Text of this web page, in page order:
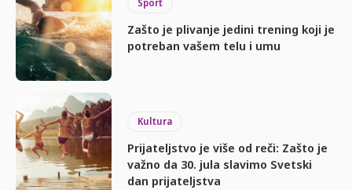
Zašto je plivanje jedini trening koji je
potreban vašem telu i umu
Kultura
Prijateljstvo je više od reči: Zašto je
važno da 30. jula slavimo Svetski
dan prijateljstva